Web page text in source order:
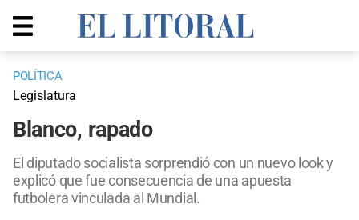
POLÍTICA
Legislatura
Blanco, rapado
El diputado socialista sorprendió con un nuevo look y
explicó que fue consecuencia de una apuesta
futbolera vinculada al Mundial.